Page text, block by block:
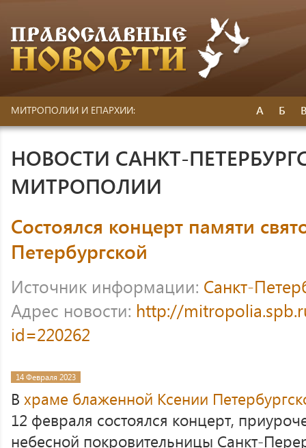
МИТРОПОЛИИ И ЕПАРХИИ: А Б
НОВОСТИ САНКТ-
МИТРОПОЛИИ
Состоялся концерт памяти
Петербургской
Источник информации: Санкт-
Адрес новости: http://
id=220262
14 Февраля 2023
В храме блаженной Ксении
12 февраля состоялся концерт,
небесной покровительницы Санкт-